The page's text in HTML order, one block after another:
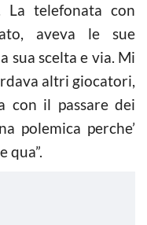
La telefonata con
aveva le sue
sua scelta e via. Mi
altri giocatori,
con il passare dei
polemica perche’
qua”.